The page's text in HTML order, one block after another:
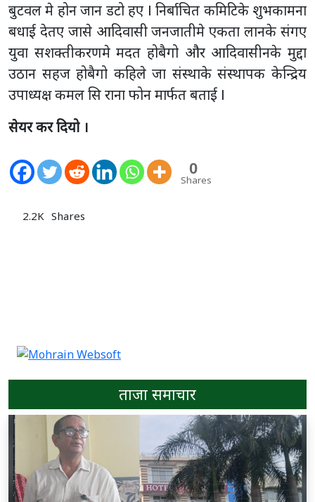
बुटवल मे होन जान डटो हए І निर्बाचित कमिटिके शुभकामना
बधाई देतए जासे आदिवासी जनजातीमे एकता लानके संगए
युवा सशक्तीकरणमे मदत होबैगो और आदिवासीनके मुद्दा
उठान सहज होबैगो कहिले जा संस्थाके संस्थापक केन्द्रिय
उपाध्यक्ष कमल सि राना फोन मार्फत बताई І
सेयर कर दियो ।
0
Shares
2.2K Shares
ताजा समाचार